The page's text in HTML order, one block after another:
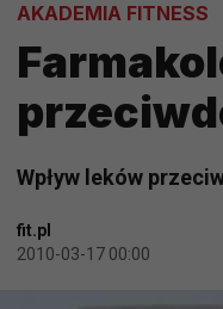
AKADEMIA FITNESS
Wpływ leków
fit.pl
2010-03-17 00:00